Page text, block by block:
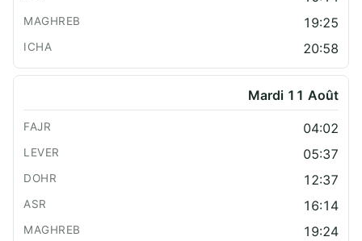
19:25
20:58
Mardi 11 Août
04:02
05:37
12:37
16:14
19:24